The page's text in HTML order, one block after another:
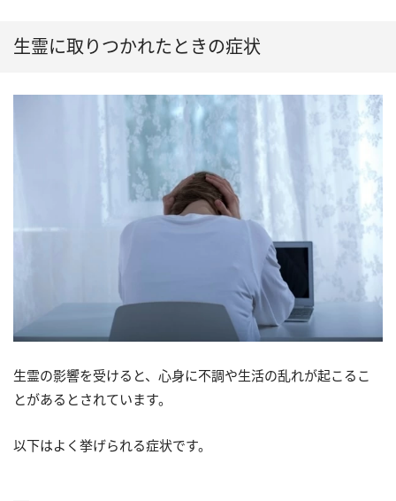
生霊に取りつかれたときの症状
生霊の影響を受けると、心身に不調や生活の乱れが起こるこ
とがあるとされています。
以下はよく挙げられる症状です。